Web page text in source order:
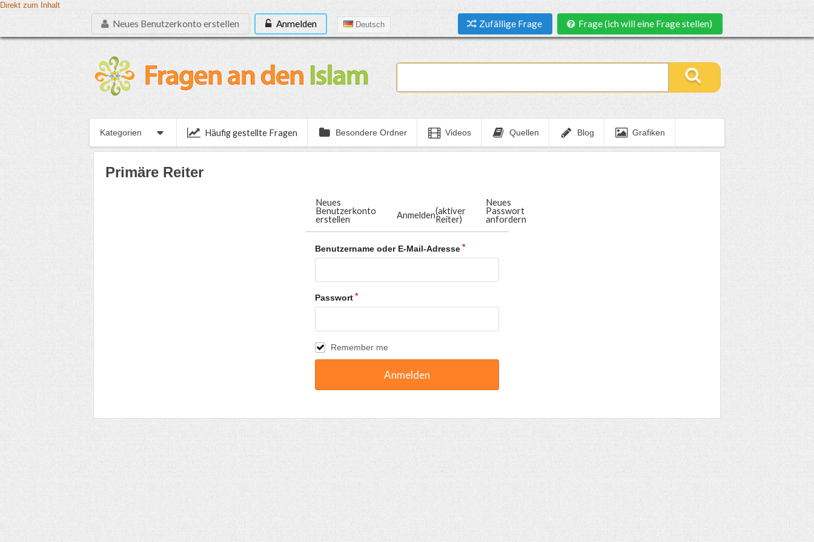
Direkt zum Inhalt
Neues Benutzerkonto erstellen Anmelden Deutsch Zufällige Frage Frage (ich will eine Frage stellen)
Kategorien Häufig gestellte Fragen Besondere Ordner Videos Quellen Blog Grafiken
Primäre Reiter
Neues
Benutzerkonto
erstellen Anmelden(aktiver
Reiter)
Neues
Passwort
anfordern
Benutzername oder E-Mail-Adresse
Passwort
Remember me